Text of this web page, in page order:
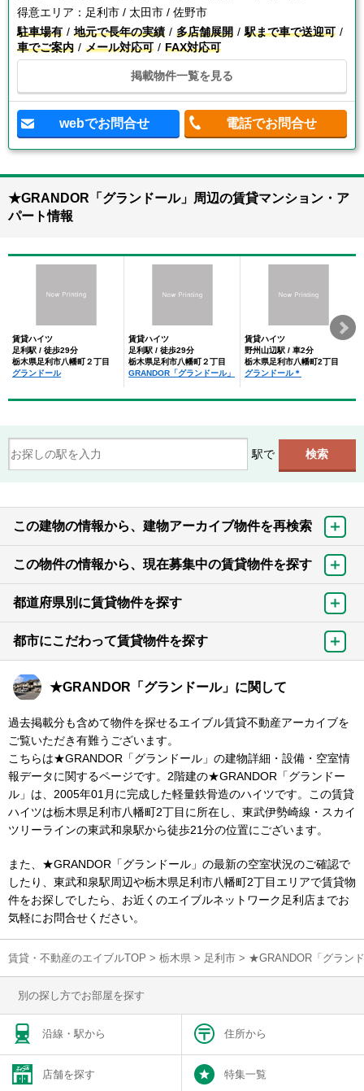
得意エリア： 足利市 / 太田市 / 佐野市
駐車場有
地元で長年の実績 多店舗展開
駅まで車で送迎可
車でご案内
メール対応可 FAX対応可
掲載物件一覧を見る
webでお問合せ 電話でお問合せ
★GRANDOR「グランドール」周辺の賃貸マンション・ア
パート情報
賃貸ハイツ
足利駅 / 徒歩29分
栃木県足利市八幡町２丁目
グランドール
賃貸ハイツ
足利駅 / 徒歩29分
栃木県足利市八幡町２丁目
GRANDOR「グランドール」
賃貸ハイツ
野州山辺駅 / 車2分
栃木県足利市八幡町2丁目
グランドール＊
駅で
この建物の情報から、建物アーカイブ物件を再検索
この物件の情報から、現在募集中の賃貸物件を探す
都道府県別に賃貸物件を探す
都市にこだわって賃貸物件を探す
★GRANDOR「グランドール」に関して
過去掲載分も含めて物件を探せるエイブル賃貸不動産アーカイブを
ご覧いただき有難うございます。
こちらは★GRANDOR「グランドール」の建物詳細・設備・空室情
報データに関するページです。2階建の★GRANDOR「グランドー
ル」は、2005年01月に完成した軽量鉄骨造のハイツです。この賃貸
ハイツは栃木県足利市八幡町2丁目に所在し、東武伊勢崎線・スカイ
ツリーラインの東武和泉駅から徒歩21分の位置にございます。
また、★GRANDOR「グランドール」の最新の空室状況のご確認で
したり、東武和泉駅周辺や栃木県足利市八幡町2丁目エリアで賃貸物
件をお探しでしたら、お近くのエイブルネットワーク足利店までお
気軽にお問合せください。
賃貸・不動産のエイブルTOP > 栃木県 > 足利市 > ★GRANDOR「グラン
別の探し方でお部屋を探す
沿線・駅から 住所から
店舗を探す 特集一覧